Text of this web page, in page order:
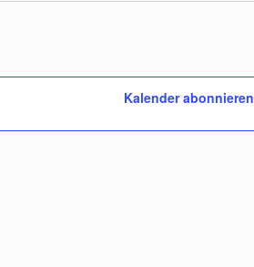
Kalender abonnieren